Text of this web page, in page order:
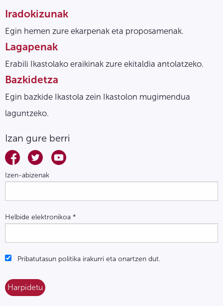
Iradokizunak
Egin hemen zure ekarpenak eta proposamenak.
Lagapenak
Erabili Ikastolako eraikinak zure ekitaldia antolatzeko.
Bazkidetza
Egin bazkide Ikastola zein Ikastolon mugimendua
laguntzeko.
Izan gure berri
Izen-abizenak
Helbide elektronikoa *
Pribatutasun politika irakurri eta onartzen dut.